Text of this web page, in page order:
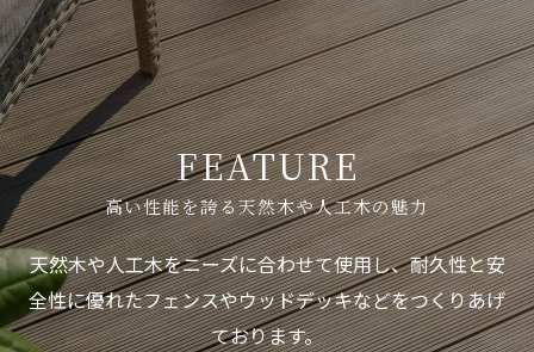
高い性能を誇る天然木や人工木の魅力
FEATURE
天然木や人工木をニーズに合わせて使用し、耐久性と安
全性に優れたフェンスやウッドデッキなどをつくりあげ
ております。